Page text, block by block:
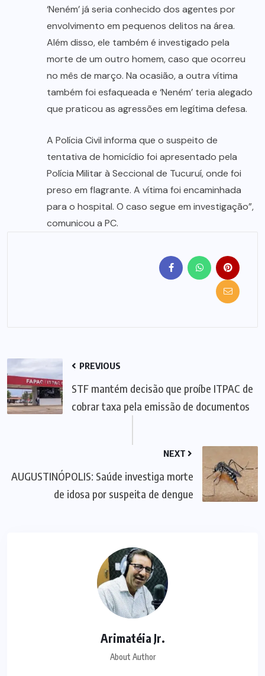
‘Neném’ já seria conhecido dos agentes por
envolvimento em pequenos delitos na área.
Além disso, ele também é investigado pela
morte de um outro homem, caso que ocorreu
no mês de março. Na ocasião, a outra vítima
também foi esfaqueada e ‘Neném’ teria alegado
que praticou as agressões em legítima defesa.
A Polícia Civil informa que o suspeito de
tentativa de homicídio foi apresentado pela
Polícia Militar à Seccional de Tucuruí, onde foi
preso em flagrante. A vítima foi encaminhada
para o hospital. O caso segue em investigação”,
comunicou a PC.
PREVIOUS
STF mantém decisão que proíbe ITPAC de
cobrar taxa pela emissão de documentos
NEXT
AUGUSTINÓPOLIS: Saúde investiga morte
de idosa por suspeita de dengue
Arimatéia Jr.
About Author